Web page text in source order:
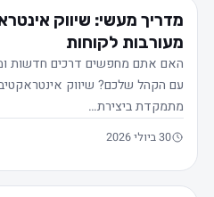
מדריך מעשי: שיווק
מעורבות לקוחות
האם אתם מחפשים דרכים חדשות
עם הקהל שלכם? שיווק
מתמקדת ביצירת…
30 ביולי 2026